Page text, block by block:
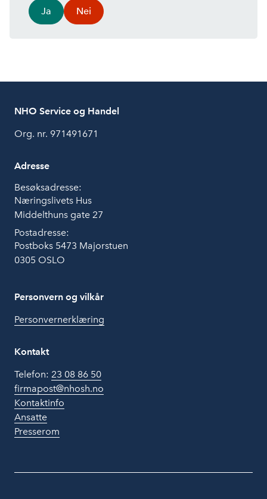
Ja Nei
NHO Service og Handel
Org. nr. 971491671
Adresse
Besøksadresse:
Næringslivets Hus
Middelthuns gate 27
Postadresse:
Postboks 5473 Majorstuen
0305 OSLO
Personvern og vilkår
Personvernerklæring
Kontakt
Telefon: 23 08 86 50
firmapost@nhosh.no
Kontaktinfo
Ansatte
Presserom